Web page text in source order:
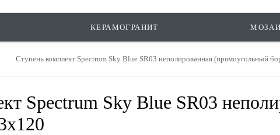
КЕРАМОГРАНИТ
Ступень комплект Spectrum Sky Blue SR03 неполированная (прямоугольный
Spectrum Sky Blue SR03